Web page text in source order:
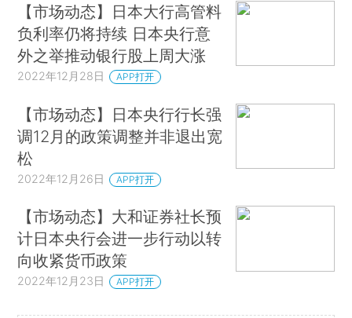
【市场动态】日本大行高管料
负利率仍将持续 日本央行意
外之举推动银行股上周大涨
2022年12月28日 APP打开
【市场动态】日本央行行长强
调12月的政策调整并非退出宽
松
2022年12月26日 APP打开
【市场动态】大和证券社长预
计日本央行会进一步行动以转
向收紧货币政策
2022年12月23日 APP打开